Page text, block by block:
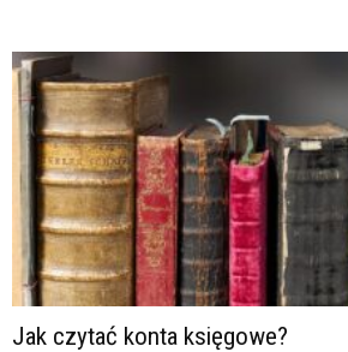
Jak czytać konta księgowe?